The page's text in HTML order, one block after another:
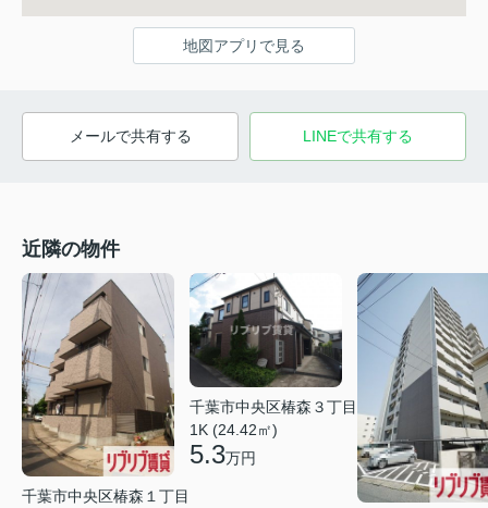
地図アプリで見る
メールで共有する LINEで共有する
近隣の物件
千葉市中央区椿森１丁目
千葉市中央区椿森３丁目
1K (24.42㎡)
5.3万円